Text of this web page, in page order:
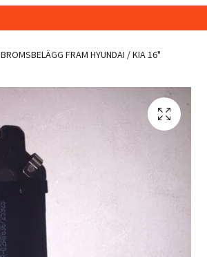
BROMSBELÄGG FRAM HYUNDAI / KIA 16"